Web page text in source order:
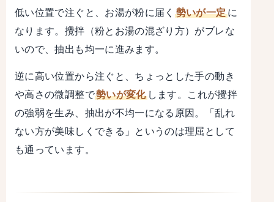
低い位置で注ぐと、お湯が粉に届く 勢いが一定に
なります。攪拌（粉とお湯の混ざり方）がブレな
いので、抽出も均一に進みます。
逆に高い位置から注ぐと、ちょっとした手の動き
や高さの微調整で勢いが変化します。これが攪拌
の強弱を生み、抽出が不均一になる原因。「乱れ
ない方が美味しくできる」というのは理屈として
も通っています。